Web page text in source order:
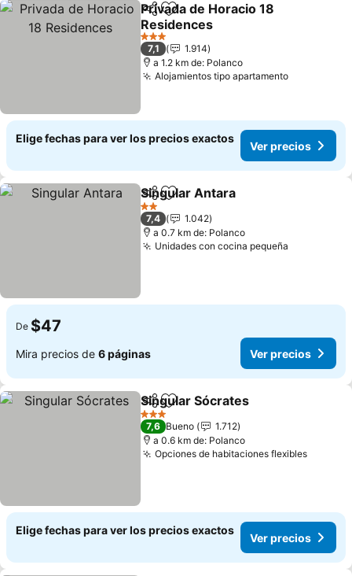
CompartirAgregar a favoritos
Privada de Horacio 18
Residences
3 Estrellas
7,1
1.914
a 1.2 km de: Polanco
Alojamientos tipo apartamento
Elige fechas para ver los precios exactos
Ver precios
CompartirAgregar a favoritos
Singular Antara
2 Estrellas
7,4
1.042
a 0.7 km de: Polanco
Unidades con cocina pequeña
De $47
Mira precios de 6 páginas Ver precios
CompartirAgregar a favoritos
Singular Sócrates
3 Estrellas
7,6 Bueno
1.712
a 0.6 km de: Polanco
Opciones de habitaciones flexibles
Elige fechas para ver los precios exactos
Ver precios